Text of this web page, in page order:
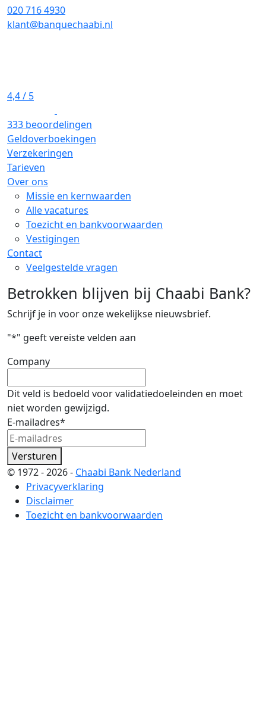
020 716 4930
klant@banquechaabi.nl
4,4/ 5
333 beoordelingen
Geldoverboekingen
Verzekeringen
Tarieven
Over ons
Missie en kernwaarden
Alle vacatures
Toezicht en bankvoorwaarden
Vestigingen
Contact
Veelgestelde vragen
Betrokken blijven bij Chaabi Bank?
Schrijf je in voor onze wekelijkse nieuwsbrief.
"*" geeft vereiste velden aan
Company
Dit veld is bedoeld voor validatiedoeleinden en moet
niet worden gewijzigd.
E-mailadres*
Versturen
© 1972 - 2026 - Chaabi Bank Nederland
Privacyverklaring
Disclaimer
Toezicht en bankvoorwaarden